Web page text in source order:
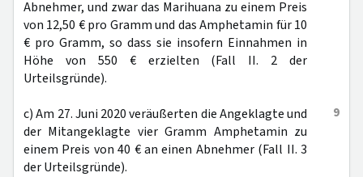
Abnehmer, und zwar das Marihuana zu einem Preis
von 12,50 € pro Gramm und das Amphetamin für 10
€ pro Gramm, so dass sie insofern Einnahmen in
Höhe von 550 € erzielten (Fall II. 2 der
Urteilsgründe).
9
c) Am 27. Juni 2020 veräußerten die Angeklagte und
der Mitangeklagte vier Gramm Amphetamin zu
einem Preis von 40 € an einen Abnehmer (Fall II. 3
der Urteilsgründe).